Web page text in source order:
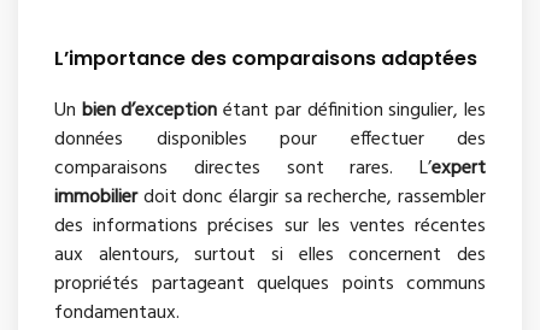
L’importance des comparaisons adaptées
Un bien d’exceptionétant par définition singulier, les
données disponibles pour effectuer des
comparaisons directes sont rares. L’expert
immobilierdoit donc élargir sa recherche, rassembler
des informations précises sur les ventes récentes
aux alentours, surtout si elles concernent des
propriétés partageant quelques points communs
fondamentaux.